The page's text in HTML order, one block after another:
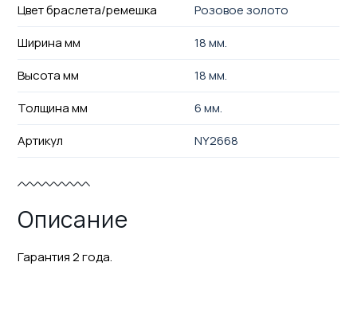
Цвет браслета/ремешка
Розовое золото
Ширина мм
18 мм.
Высота мм
18 мм.
Толщина мм
6 мм.
Артикул
NY2668
Описание
Гарантия 2 года.